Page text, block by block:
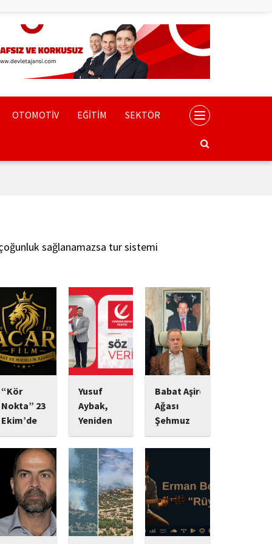
OTOMOTİV EĞİTİM SEKTÖR
sağlanamazsa tur sistemi
“Kör
Nokta” 23
Ekim’de
Vizyonda:
Psikolojik
Gerilim
Tutkunlarını
Bekleyen
Yeni Yapım
Başrolünde
Mert
Yusuf
Aybak,
Yeniden
Refah
Partisi
Sultangazi
Gençlik
Kolları
Başkanlığı
Görevine
Başladı
Babat Aşiret
Ağası
Şehmuz
Babat,
Devletine
Yatırımlarıyla
Dikkat
Çekiyor
Ekonomik
yatırımlarını